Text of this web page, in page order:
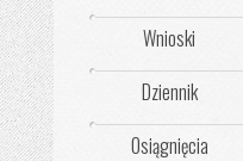
Wnioski
Dziennik
Osiągnięcia